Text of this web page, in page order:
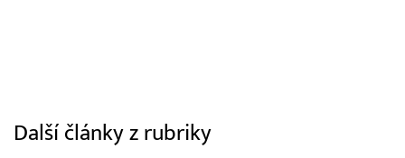
Další články z rubriky